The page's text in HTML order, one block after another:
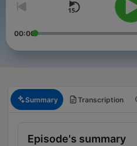
00:00
Summary Transcription
Episode's summary